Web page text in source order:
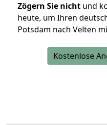
Zögern Sie nicht und
heute, um Ihren
Potsdam nach Velten
Kostenlose